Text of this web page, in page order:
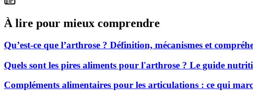
À lire pour mieux comprendre
Qu’est-ce que l’arthrose ? Définition, mécanismes et
Quels sont les pires aliments pour l'arthrose ? Le guide
Compléments alimentaires pour les articulations : ce qui